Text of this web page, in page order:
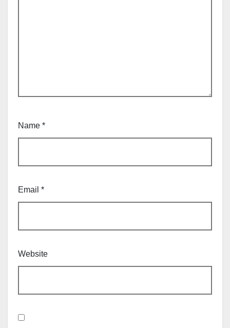
Name *
Email *
Website